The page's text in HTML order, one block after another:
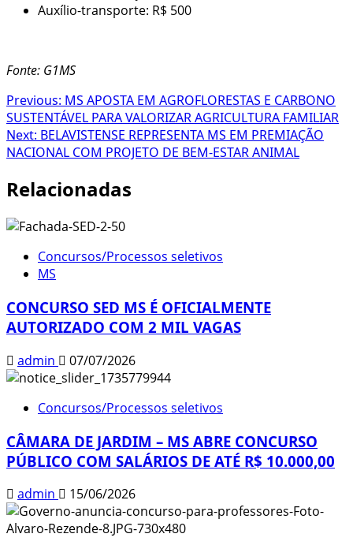
Auxílio-transporte: R$ 500
Fonte: G1MS
Post
navigation
Previous: MS APOSTA EM AGROFLORESTAS E CARBONO
SUSTENTÁVEL PARA VALORIZAR AGRICULTURA FAMILIAR
Next: BELAVISTENSE REPRESENTA MS EM PREMIAÇÃO
NACIONAL COM PROJETO DE BEM-ESTAR ANIMAL
Relacionadas
Concursos/Processos seletivos
MS
CONCURSO SED MS É OFICIALMENTE
AUTORIZADO COM 2 MIL VAGAS
admin 07/07/2026
Concursos/Processos seletivos
CÂMARA DE JARDIM – MS ABRE CONCURSO
PÚBLICO COM SALÁRIOS DE ATÉ R$ 10.000,00
admin 15/06/2026